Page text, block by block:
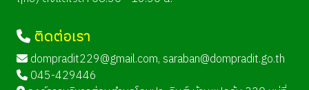
ติดต่อเรา
dompradit229@gmail.com, saraban@dompradit.go.th
045-429446